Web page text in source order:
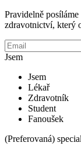
Pravidelně
zdravotnictví, který
Jsem
Jsem
Lékař
Zdravotník
Student
Fanoušek
(Preferovaná)